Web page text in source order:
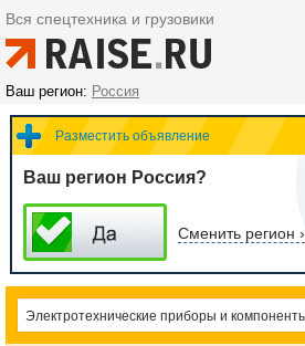
Вся спецтехника и грузовики
Ваш регион: Россия
Разместить объявление
Ваш регион Россия?
Сменить регион ›